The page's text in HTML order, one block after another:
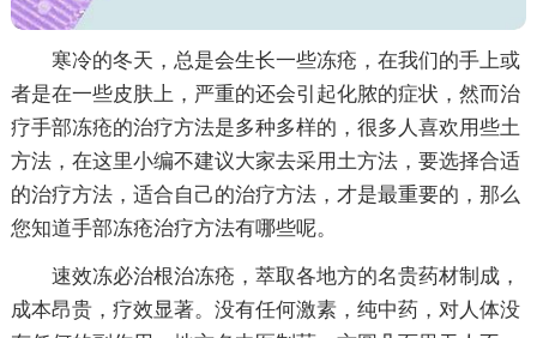
寒冷的冬天，总是会生长一些冻疮，在我们的手上或
者是在一些皮肤上，严重的还会引起化脓的症状，然而治
疗手部冻疮的治疗方法是多种多样的，很多人喜欢用些土
方法，在这里小编不建议大家去采用土方法，要选择合适
的治疗方法，适合自己的治疗方法，才是最重要的，那么
您知道手部冻疮治疗方法有哪些呢。
速效冻必治根治冻疮，萃取各地方的名贵药材制成，
成本昂贵，疗效显著。没有任何激素，纯中药，对人体没